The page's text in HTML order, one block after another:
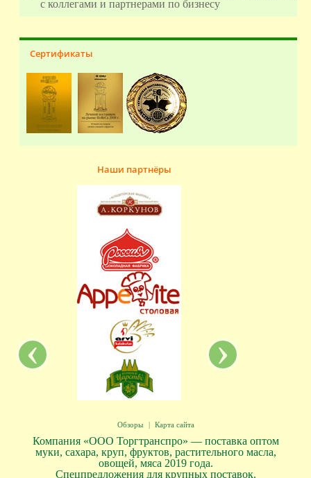
с коллегами и партнерами по бизнесу
Сертификаты
Наши партнёры
‹ ›
Обзоры | Карта сайта
Компания «ООО Торгтранспро» — поставка оптом
муки, сахара, круп, фруктов, растительного масла,
овощей, мяса 2019 года.
Спецпредложения для крупных поставок.